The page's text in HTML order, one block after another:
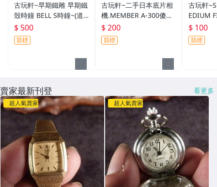
古玩軒~早期鐵雕 早期鐵
殼時鐘 BELL S時鐘~(道
具擺飾)古早味~行走正常
~(VO815)
$ 500
競標
古玩軒~二手日本底片相
機.MEMBER A-300傻瓜
相機(非古董相機.單眼相
機.立可拍相機)DDD818
$ 200
競標
古玩軒
EDIUM
尖.英文
筆尖.五
$ 100
競標
賣家最新刊登 看更多
超人氣賣家 超人氣賣家